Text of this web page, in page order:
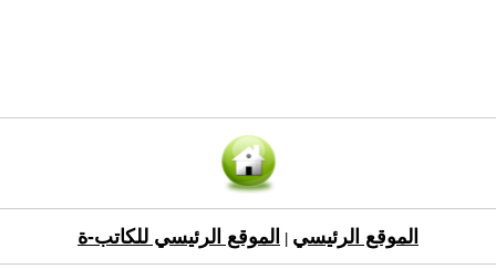
الموقع الرئيسي الموقع الرئيسي للكاتب-ة